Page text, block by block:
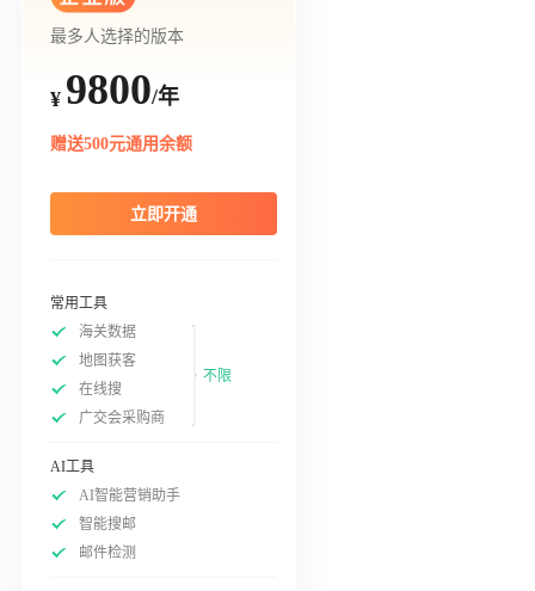
最多人选择的版本
¥ 9800/年
赠送500元通用余额
立即开通
常用工具
海关数据
地图获客
在线搜
广交会采购商
不限
AI工具
AI智能营销助手
智能搜邮
邮件检测